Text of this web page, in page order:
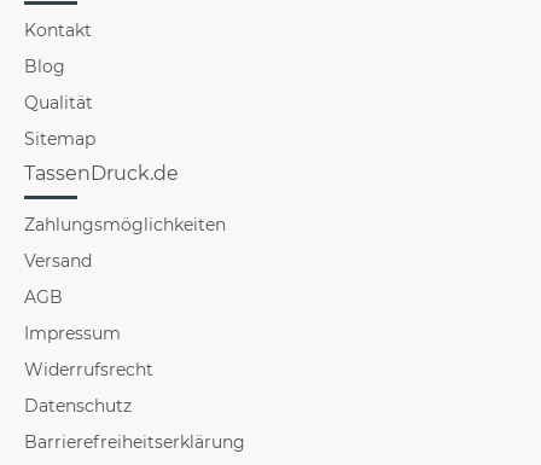
Kontakt
Blog
Qualität
Sitemap
TassenDruck.de
Zahlungsmöglichkeiten
Versand
AGB
Impressum
Widerrufsrecht
Datenschutz
Barrierefreiheitserklärung